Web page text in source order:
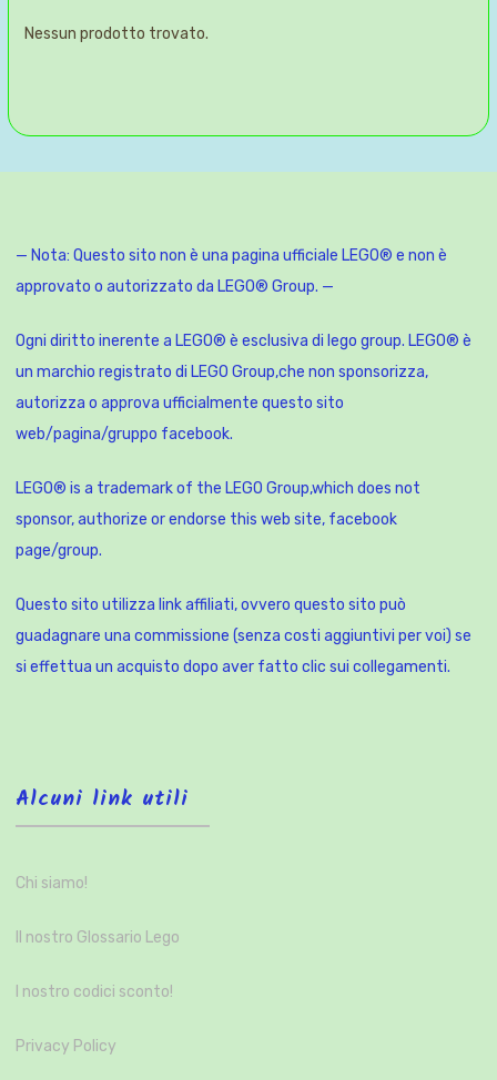
Nessun prodotto trovato.
— Nota: Questo sito non è una pagina ufficiale LEGO® e non è
approvato o autorizzato da LEGO® Group. —
Ogni diritto inerente a LEGO® è esclusiva di lego group. LEGO® è
un marchio registrato di LEGO Group,che non sponsorizza,
autorizza o approva ufficialmente questo sito
web/pagina/gruppo facebook.
LEGO® is a trademark of the LEGO Group,which does not
sponsor, authorize or endorse this web site, facebook
page/group.
Questo sito utilizza link affiliati, ovvero questo sito può
guadagnare una commissione (senza costi aggiuntivi per voi) se
si effettua un acquisto dopo aver fatto clic sui collegamenti.
Alcuni link utili
Chi siamo!
Il nostro Glossario Lego
I nostro codici sconto!
Privacy Policy